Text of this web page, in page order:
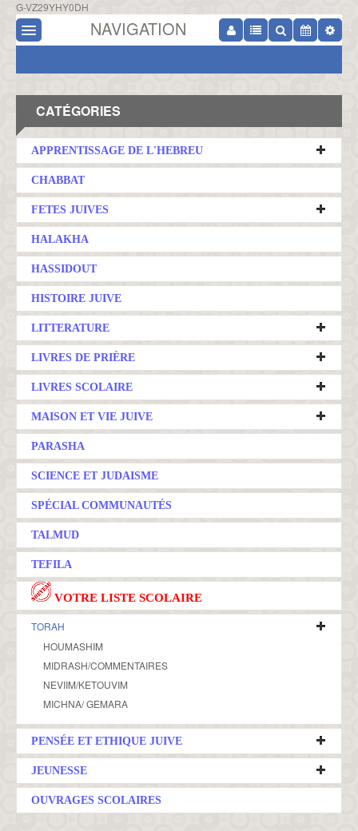
G-VZ29YHY0DH
NAVIGATION
CATÉGORIES
APPRENTISSAGE DE L'HEBREU
CHABBAT
FETES JUIVES
HALAKHA
HASSIDOUT
HISTOIRE JUIVE
LITTERATURE
LIVRES DE PRIÈRE
LIVRES SCOLAIRE
MAISON ET VIE JUIVE
PARASHA
SCIENCE ET JUDAISME
SPÉCIAL COMMUNAUTÉS
TALMUD
TEFILA
VOTRE LISTE SCOLAIRE
TORAH
HOUMASHIM
MIDRASH/COMMENTAIRES
NEVIIM/KETOUVIM
MICHNA/ GEMARA
PENSÉE ET ETHIQUE JUIVE
JEUNESSE
OUVRAGES SCOLAIRES